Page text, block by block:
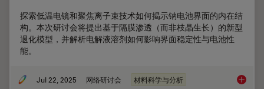
探索低温电镜和聚焦离子束技术如何揭示钠电池界面的内在结
构。本次研讨会将提出基于隔膜渗透（而非枝晶生长）的新型
退化模型，并解析电解液溶剂如何影响界面稳定性与电池性
能。
Jul 22, 2025 网络研讨会 材料科学与分析 通过